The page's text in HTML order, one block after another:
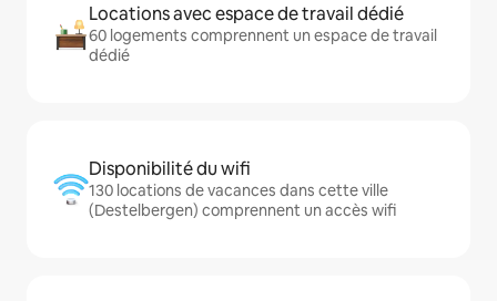
Locations avec espace de travail dédié
60 logements comprennent un espace de travail
dédié
Disponibilité du wifi
130 locations de vacances dans cette ville
(Destelbergen) comprennent un accès wifi